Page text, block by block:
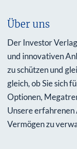
Über uns
Der Investor
und innovativen
zu schützen und
gleich, ob Sie sich
Optionen,
Unsere erfahrenen
Vermögen zu